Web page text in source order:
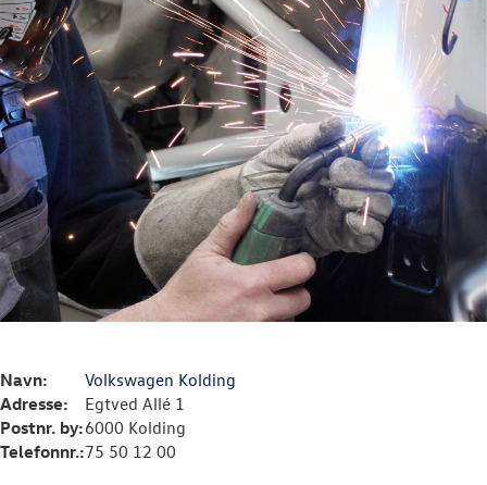
Navn:
Volkswagen Kolding
Adresse:
Egtved Allé 1
Postnr. by:6000 Kolding
Telefonnr.:75 50 12 00